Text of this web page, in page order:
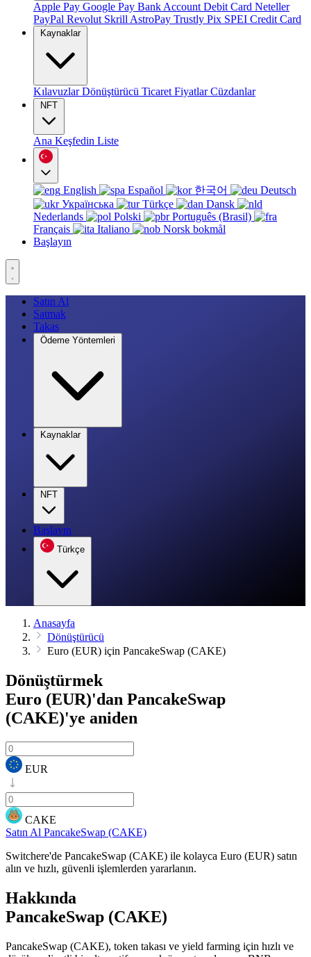
Apple Pay Google Pay Bank Account Debit Card Neteller
PayPal Revolut Skrill AstroPay Trustly Pix SPEI Credit Card
Kaynaklar
KılavuzlarDönüştürücü Ticaret FiyatlarCüzdanlar
NFT
Ana Keşfedin Liste
English Español 한국어
Deutsch
Українська
Türkçe
Dansk
Nederlands
Polski
Português (Brasil)
Français
Italiano
Norsk bokmål
Başlayın
Satın Al
Satmak
Takas
Ödeme Yöntemleri
Kaynaklar
NFT
Başlayın
Türkçe
Anasayfa
Dönüştürücü
Euro (EUR) için PancakeSwap (CAKE)
Dönüştürmek
Euro (EUR)'dan PancakeSwap
(CAKE)'ye aniden
EUR
CAKE
Satın Al PancakeSwap (CAKE)
Switchere'de PancakeSwap (CAKE) ile kolayca Euro (EUR) satın
alın ve hızlı, güvenli işlemlerden yararlanın.
Hakkında
PancakeSwap (CAKE)
PancakeSwap (CAKE), token takası ve yield farming için hızlı ve